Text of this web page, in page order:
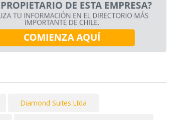
Diamond Suites Ltda